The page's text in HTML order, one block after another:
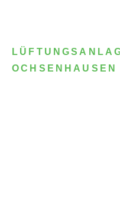
OCHSENHAUSEN